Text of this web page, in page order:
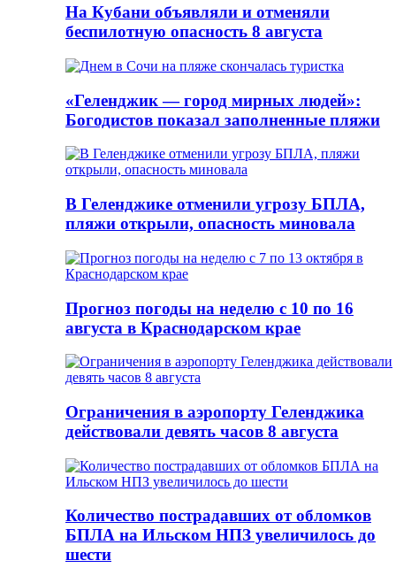
На Кубани объявляли и отменяли
беспилотную опасность 8 августа
«Геленджик — город мирных людей»:
Богодистов показал заполненные пляжи
В Геленджике отменили угрозу БПЛА,
пляжи открыли, опасность миновала
Прогноз погоды на неделю с 10 по 16
августа в Краснодарском крае
Ограничения в аэропорту Геленджика
действовали девять часов 8 августа
Количество пострадавших от обломков
БПЛА на Ильском НПЗ увеличилось до
шести